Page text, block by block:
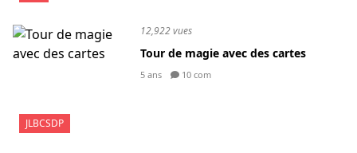
JLBCSDP
12,922 vues
Tour de magie avec des cartes
5 ans 10 com